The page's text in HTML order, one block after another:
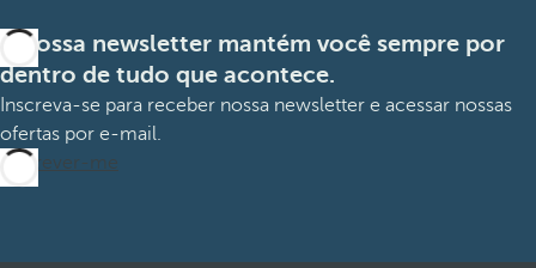
A nossa newsletter mantém você sempre por
dentro de tudo que acontece.
Inscreva-se para receber nossa newsletter e acessar nossas
ofertas por e-mail.
Inscrever-me